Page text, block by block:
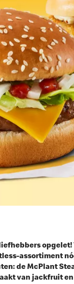
assortiment
de McPlant
van jackfruit